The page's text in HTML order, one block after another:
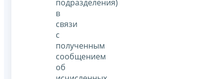
подразделения)
в
связи
с
полученным
сообщением
об